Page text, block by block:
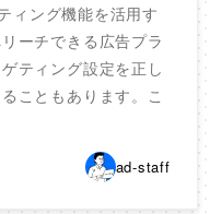
ィング機能を活用す
ーチできる広告プラ
ティング設定を正し
こともあります。こ
ad-staff